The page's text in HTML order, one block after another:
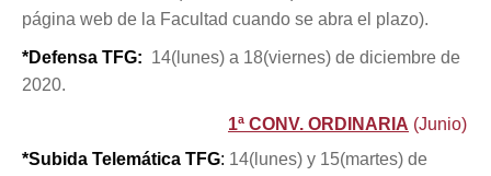
página web de la Facultad cuando se abra el plazo).
*Defensa TFG: 14(lunes) a 18(viernes) de diciembre de
2020.
1ª CONV. ORDINARIA (Junio)
*Subida Telemática TFG: 14(lunes) y 15(martes) de